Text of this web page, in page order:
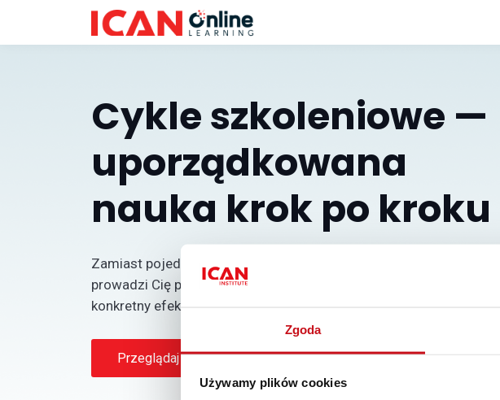
Zgoda
Używamy plików cookies
Cykle szkoleniowe —
uporządkowana
nauka krok po kroku
Zamiast pojedynczego szkolenia — spójna seria materiałów, która
prowadzi Cię przez temat w logicznej kolejności i pomaga osiągnąć
konkretny efekt.
Przeglądaj cykle Wróć do strony głównej sklepu